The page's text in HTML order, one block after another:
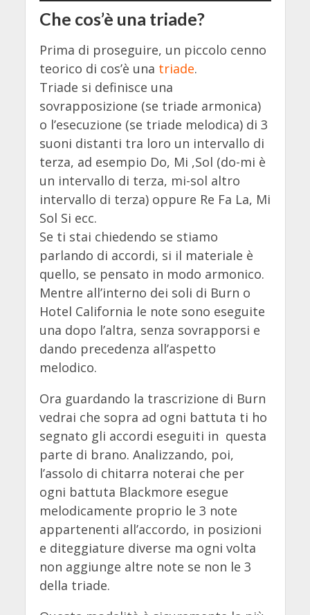
Che cos’è una triade?
Prima di proseguire, un piccolo cenno
teorico di cos’è una triade.
Triade si definisce una
sovrapposizione (se triade armonica)
o l’esecuzione (se triade melodica) di 3
suoni distanti tra loro un intervallo di
terza, ad esempio Do, Mi ,Sol (do-mi è
un intervallo di terza, mi-sol altro
intervallo di terza) oppure Re Fa La, Mi
Sol Si ecc.
Se ti stai chiedendo se stiamo
parlando di accordi, si il materiale è
quello, se pensato in modo armonico.
Mentre all’interno dei soli di Burn o
Hotel California le note sono eseguite
una dopo l’altra, senza sovrapporsi e
dando precedenza all’aspetto
melodico.
Ora guardando la trascrizione di Burn
vedrai che sopra ad ogni battuta ti ho
segnato gli accordi eseguiti in questa
parte di brano. Analizzando, poi,
l’assolo di chitarra noterai che per
ogni battuta Blackmore esegue
melodicamente proprio le 3 note
appartenenti all’accordo, in posizioni
e diteggiature diverse ma ogni volta
non aggiunge altre note se non le 3
della triade.